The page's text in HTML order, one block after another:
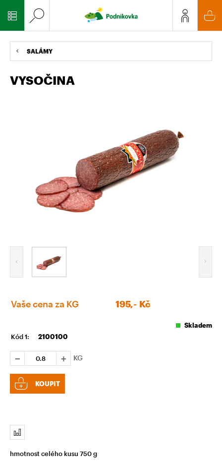
SALÁMY
VYSOČINA
Vaše cena za KG 195,- Kč
Skladem
Kód 1:
2100100
KG
KOUPIT
hmotnost celého kusu 750 g